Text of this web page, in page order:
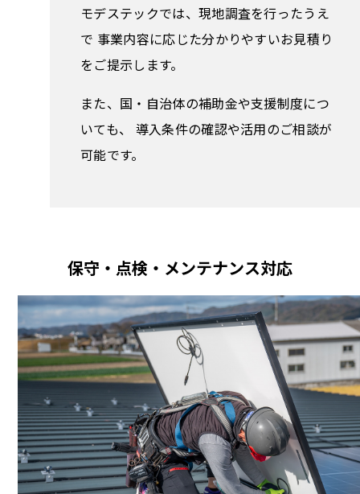
モデステックでは、現地調査を行ったうえ
で 事業内容に応じた分かりやすいお見積り
をご提示します。
また、国・自治体の補助金や支援制度につ
いても、 導入条件の確認や活用のご相談が
可能です。
保守・点検・メンテナンス対応